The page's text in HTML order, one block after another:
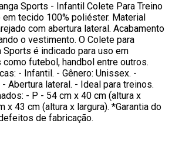
Sports - Infantil Colete Para Treino
tecido 100% poliéster. Material
com abertura lateral. Acabamento
o vestimento. O Colete para
Sports é indicado para uso em
futebol, handbol entre outros.
- Infantil. - Gênero: Unissex. -
Abertura lateral. - Ideal para treinos.
- P - 54 cm x 40 cm (altura x
x 43 cm (altura x largura). *Garantia do
de fabricação.